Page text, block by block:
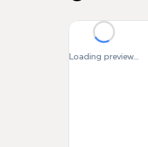
Loading preview...